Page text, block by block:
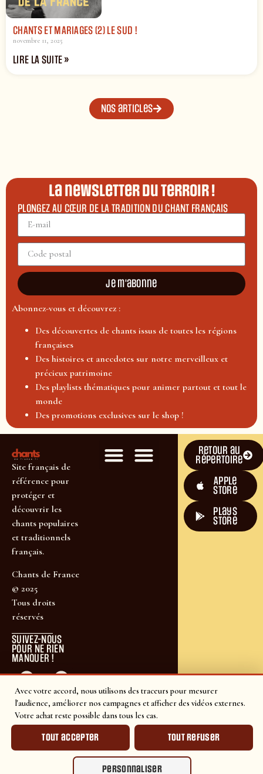
Avec votre accord, nous utilisons des traceurs pour mesurer
l'audience, améliorer nos campagnes et afficher des vidéos externes.
Votre achat reste possible dans tous les cas.
Tout accepter Tout refuser
Personnaliser
CHANTS ET MARIAGES (2) LE SUD !
novembre 11, 2025
LIRE LA SUITE »
Nos articles
La newsletter du terroir !
PLONGEZ AU CŒUR DE LA TRADITION DU CHANT FRANÇAIS
Je m'abonne
Abonnez-vous et découvrez :
Des découvertes de chants issus de toutes les régions
françaises
Des histoires et anecdotes sur notre merveilleux et
précieux patrimoine
Des playlists thématiques pour animer partout et tout le
monde
Des promotions exclusives sur le shop !
Site français de
référence pour
protéger et
découvrir les
chants populaires
et traditionnels
français.
Chants de France
© 2025
Tous droits
réservés
SUIVEZ-NOUS
POUR NE RIEN
MANQUER !
Retour au
répertoire
Apple
Store
plays
store